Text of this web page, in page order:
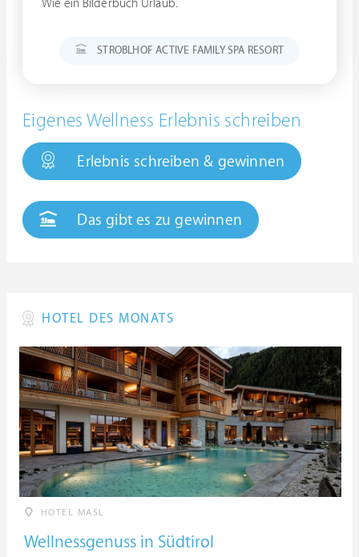
Wie ein Bilderbuch Urlaub.
STROBLHOF ACTIVE FAMILY SPA RESORT
Eigenes Wellness Erlebnis schreiben
Erlebnis schreiben & gewinnen
Das gibt es zu gewinnen
HOTEL DES MONATS
HOTEL MASL
Wellnessgenuss in Südtirol